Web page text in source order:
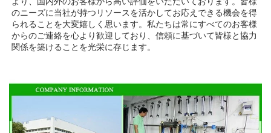
のニーズに当社が持つリソースを活かしてお応えできる機会を得
られることを大変嬉しく思います。私たちは常にすべてのお客様
からのご連絡を心より歓迎しており、信頼に基づいて皆様と協力
関係を築けることを光栄に存じます。